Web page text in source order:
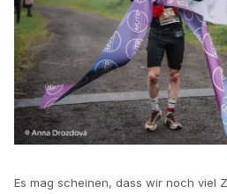
Es mag scheinen, dass wir noch viel